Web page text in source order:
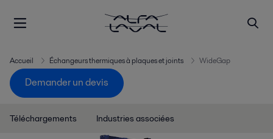
Accueil Échangeurs thermiques à plaques et joints WideGap
Demander un devis
Téléchargements Industries associées